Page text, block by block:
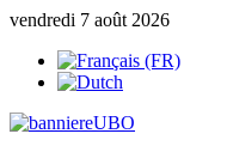
vendredi 7 août 2026